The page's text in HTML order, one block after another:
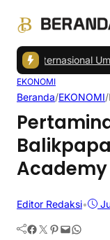
Internasional
EKONOMI
Beranda/EKONOMI/
Academy
Editor Redaksi•
Facebook Twitter Pinterest Mail WhatsApp